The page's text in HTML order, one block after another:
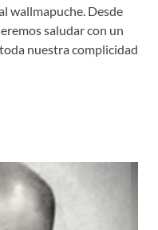
wallmapuche. Desde
saludar con un
nuestra complicidad